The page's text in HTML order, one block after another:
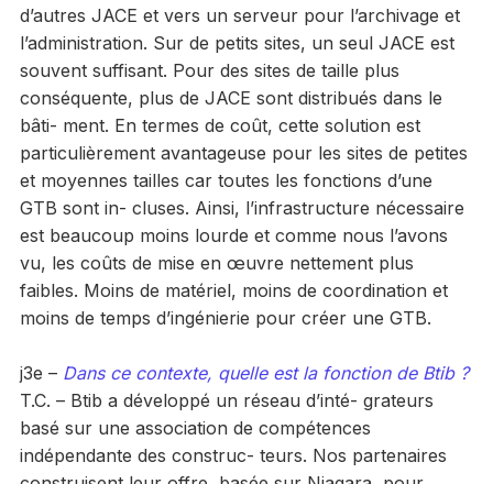
d’autres JACE et vers un serveur pour l’archivage et
l’administration. Sur de petits sites, un seul JACE est
souvent suffisant. Pour des sites de taille plus
conséquente, plus de JACE sont distribués dans le
bâti- ment. En termes de coût, cette solution est
particulièrement avantageuse pour les sites de petites
et moyennes tailles car toutes les fonctions d’une
GTB sont in- cluses. Ainsi, l’infrastructure nécessaire
est beaucoup moins lourde et comme nous l’avons
vu, les coûts de mise en œuvre nettement plus
faibles. Moins de matériel, moins de coordination et
moins de temps d’ingénierie pour créer une GTB.
j3e – Dans ce contexte, quelle est la fonction de Btib ?
T.C. – Btib a développé un réseau d’inté- grateurs
basé sur une association de compétences
indépendante des construc- teurs. Nos partenaires